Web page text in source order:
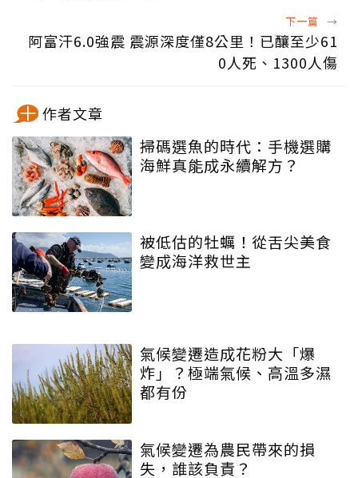
下一篇 →
阿富汗6.0強震 震源深度僅8公里！已釀至少61
0人死、1300人傷
作者文章
掃碼選魚的時代：手機選購
海鮮真能成永續解方？
被低估的牡蠣！從舌尖美食
變成海洋救世主
氣候變遷造成花粉大「爆
炸」？極端氣候、高溫多濕
都有份
氣候變遷為農民帶來的損
失，誰該負責？